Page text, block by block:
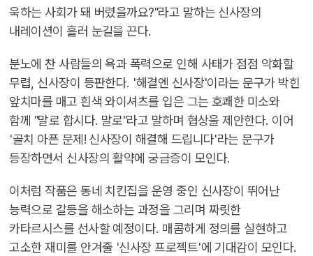
욱하는 사회가 돼 버렸을까요?"라고 말하는 신사장의
내레이션이 흘러 눈길을 끈다.
분노에 찬 사람들의 욕과 폭력으로 인해 사태가 점점 악화할
무렵, 신사장이 등판한다. '해결엔 신사장'이라는 문구가 박힌
앞치마를 매고 흰색 와이셔츠를 입은 그는 호쾌한 미소와
함께 "말로 합시다. 말로"라고 말하며 협상을 제안한다. 이어
'골치 아픈 문제! 신사장이 해결해 드립니다'라는 문구가
등장하면서 신사장의 활약에 궁금증이 모인다.
이처럼 작품은 동네 치킨집을 운영 중인 신사장이 뛰어난
능력으로 갈등을 해소하는 과정을 그리며 짜릿한
카타르시스를 선사할 예정이다. 매콤하게 정의를 실현하고
고소한 재미를 안겨줄 '신사장 프로젝트'에 기대감이 모인다.